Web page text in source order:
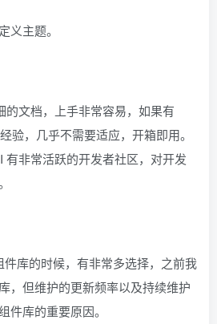
义主题。
的文档，上手非常容易，如果有
验，几乎不需要适应，开箱即用。
有非常活跃的开发者社区，对开发
库的时候，有非常多选择，之前我
，但维护的更新频率以及持续维护
件库的重要原因。